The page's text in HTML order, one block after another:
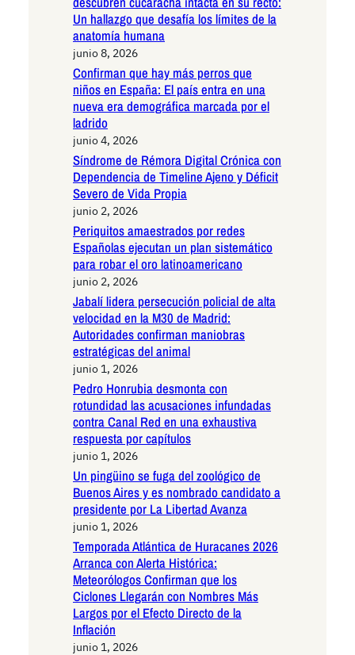
Un hallazgo que desafía los límites de la
anatomía humana
junio 8, 2026
Confirman que hay más perros que
niños en España: El país entra en una
nueva era demográfica marcada por el
ladrido
junio 4, 2026
Síndrome de Rémora Digital Crónica con
Dependencia de Timeline Ajeno y Déficit
Severo de Vida Propia
junio 2, 2026
Periquitos amaestrados por redes
Españolas ejecutan un plan sistemático
para robar el oro latinoamericano
junio 2, 2026
Jabalí lidera persecución policial de alta
velocidad en la M30 de Madrid:
Autoridades confirman maniobras
estratégicas del animal
junio 1, 2026
Pedro Honrubia desmonta con
rotundidad las acusaciones infundadas
contra Canal Red en una exhaustiva
respuesta por capítulos
junio 1, 2026
Un pingüino se fuga del zoológico de
Buenos Aires y es nombrado candidato a
presidente por La Libertad Avanza
junio 1, 2026
Temporada Atlántica de Huracanes 2026
Arranca con Alerta Histórica:
Meteorólogos Confirman que los
Ciclones Llegarán con Nombres Más
Largos por el Efecto Directo de la
Inflación
junio 1, 2026